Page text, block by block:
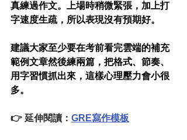
真練過作文。上場時稍微緊張，加上打
字速度生疏，所以表現沒有預期好。
建議大家至少要在考前看完雲端的補充
範例文章然後練兩篇，把格式、節奏、
用字習慣抓出來，這樣心理壓力會小很
多。
👉 延伸閱讀： GRE寫作模板